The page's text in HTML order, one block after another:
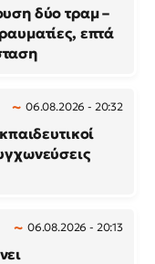
δύο τραμ –
επτά
06.08.2026 - 20:32
06.08.2026 - 20:13